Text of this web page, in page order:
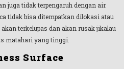
juga tidak terpengaruh dengan air.
tidak bisa ditempatkan dilokasi atau
terkelupas dan akan rusak jikalau
matahari yang tinggi.
Surface